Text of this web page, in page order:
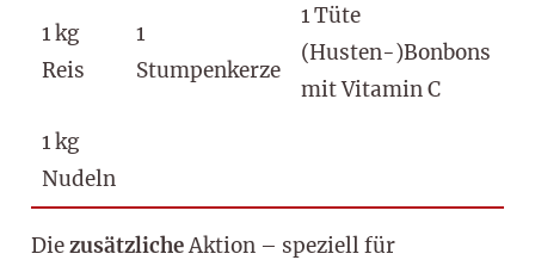
1 kg
Reis
1
Stumpenkerze
1 Tüte
(Husten-)Bonbons
mit Vitamin C
1 kg
Nudeln
DiezusätzlicheAktion – speziell für